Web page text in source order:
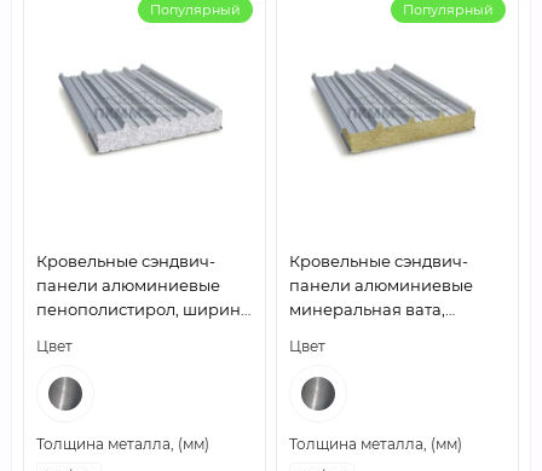
Популярный
Кровельные сэндвич-
панели алюминиевые
пенополистирол, ширина
0.5/0.5
Цвет
Толщина металла, (мм)
Популярный
Кровельные сэндвич-
панели алюминиевые
минеральная вата,
10 мм, 0.5/0.5
Цвет
Толщина металла, (мм)